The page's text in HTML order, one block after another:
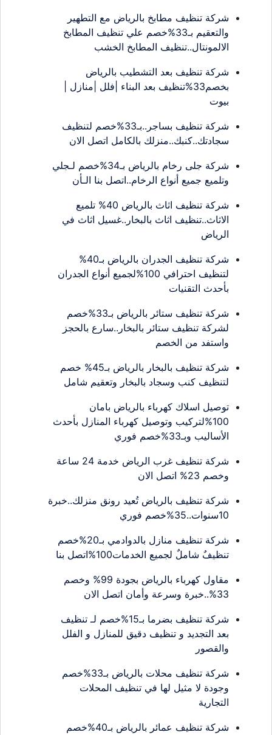
شركة تنظيف مطابخ بالرياض مع التطهير
والتعقيم بـ33%خصم علي تنظيف المطابخ
الالمونتال..تنظيف المطابخ الخشب
شركة تنظيف بعد التشطيب بالرياض
بخصم33%تنظيف بعد البناء |فلل |منازل |
بيوت
شركة تنظيف بساجر..بـ33%خصم لتنظيف
سجادتك..كنبك..منزلك بالكامل اتصل الان
شركة جلى رخام بالرياض بـ34%خصم لـجلي
وتلميع جميع أنواع الرخام..اتصل بنا الـأن
شركة تنظيف اثاث بالرياض 40% تلميع
الاثاث..تنظيف اثاث بالبخار..غسيل اثاث في
الرياض
شركة تنظيف الجدران بالرياض بـ40%
لتنظيف احترافي 100%لجميع أنواع الجدران
بأحدث التقنيات
شركة تنظيف ستائر بالرياض بـ33%خصم
لشركة تنظيف ستائر بالبخار..سارع بالحجز
واستفد من الخصم
شركة تنظيف بالبخار بالرياض بـ45% خصم
لتنظيف كنب وسجاد بالبخار وتعقيم شامل
توصيل اسلاك كهرباء بالرياض بامان
100%لتركيب وتوصيل كهرباء المنازل بأحدث
الأساليب وبـ33%خصم فوري
شركة تنظيف غرب الرياض خدمة 24 ساعة
وخصم 23% اتصل الان
شركة تنظيف بالرياض تُعيد رونق منزلك..خبرة
10سنوات..35%خصم فوري
شركة تنظيف منازل بالدوادمي بـ20%خصم
تنظيفٌ شاملٌ لجميع الخدمات100%اتصل بنا
مقاول كهرباء بالرياض بجودة 99% وخصم
33%..خبرة وسرعة وأمان اتصل الان
شركة تنظيف بضرما بـ15%خصم لـ تنظيف
بعد التجديد و تنظيف دقيق للمنازل و الفلل
والقصور
شركة تنظيف محلات بالرياض بـ33%خصم
وجودة لا مثيل لها في تنظيف المحلات
التجارية
شركة تنظيف عمائر بالرياض بـ40%خصم